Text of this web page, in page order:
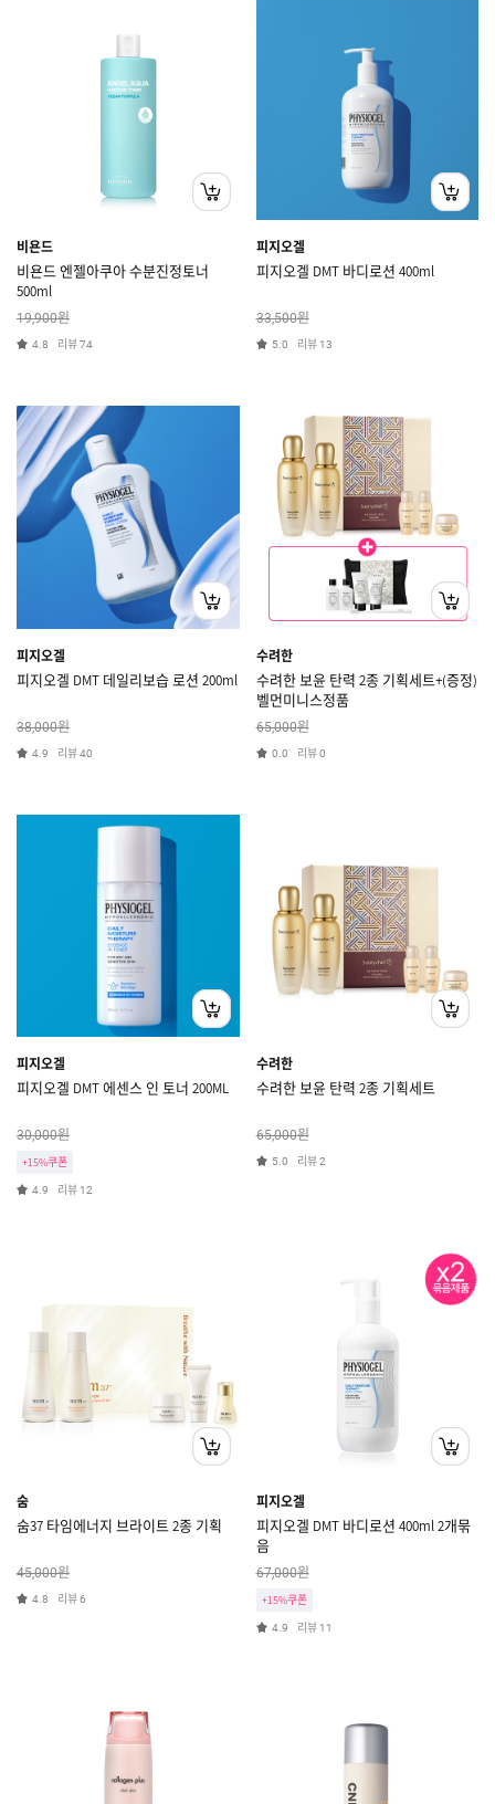
비욘드
비욘드 엔젤아쿠아 수분진정토너
500ml
19,900원
4.8 리뷰74
피지오겔
피지오겔 DMT 바디로션 400ml
33,500원
5.0 리뷰 13
피지오겔
피지오겔 DMT 데일리보습 로션 200ml
38,000원
4.9 리뷰40
수려한
수려한 보윤 탄력 2종 기획세트+(증정)
벨먼미니스정품
65,000원
0.0 리뷰0
피지오겔
피지오겔 DMT 에센스 인 토너 200ML
30,000원
+15%쿠폰
4.9 리뷰 12
수려한
수려한 보윤 탄력 2종 기획세트
65,000원
5.0 리뷰2
숨
숨37 타임에너지 브라이트 2종 기획
45,000원
4.8 리뷰6
피지오겔
피지오겔 DMT 바디로션 400ml 2개묶
음
67,000원
+15%쿠폰
4.9 리뷰 11